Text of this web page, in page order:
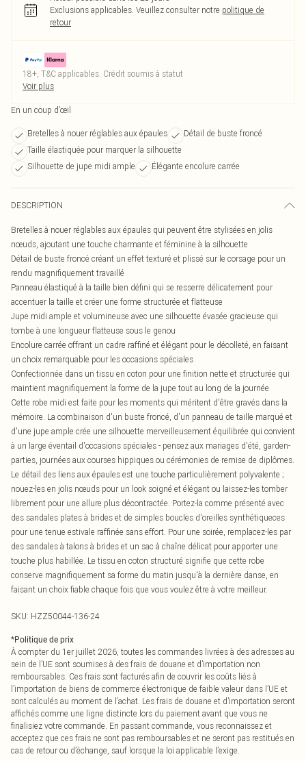
Exclusions applicables. Veuillez consulter notre politique de
retour
18+, T&C applicables. Crédit soumis à statut
Voir plus
En un coup d’œil
Bretelles à nouer réglables aux épaules
Détail de buste froncé
Taille élastiquée pour marquer la silhouette
Silhouette de jupe midi ample
Élégante encolure carrée
DESCRIPTION
Bretelles à nouer réglables aux épaules qui peuvent être stylisées en jolis
nœuds, ajoutant une touche charmante et féminine à la silhouette
Détail de buste froncé créant un effet texturé et plissé sur le corsage pour un
rendu magnifiquement travaillé
Panneau élastiqué à la taille bien défini qui se resserre délicatement pour
accentuer la taille et créer une forme structurée et flatteuse
Jupe midi ample et volumineuse avec une silhouette évasée gracieuse qui
tombe à une longueur flatteuse sous le genou
Encolure carrée offrant un cadre raffiné et élégant pour le décolleté, en faisant
un choix remarquable pour les occasions spéciales
Confectionnée dans un tissu en coton pour une finition nette et structurée qui
maintient magnifiquement la forme de la jupe tout au long de la journée
Cette robe midi est faite pour les moments qui méritent d'être gravés dans la
mémoire. La combinaison d'un buste froncé, d'un panneau de taille marqué et
d'une jupe ample crée une silhouette merveilleusement équilibrée qui convient
à un large éventail d'occasions spéciales - pensez aux mariages d'été, garden-
parties, journées aux courses hippiques ou cérémonies de remise de diplômes.
Le détail des liens aux épaules est une touche particulièrement polyvalente ;
nouez-les en jolis nœuds pour un look soigné et élégant ou laissez-les tomber
librement pour une allure plus décontractée. Portez-la comme présenté avec
des sandales plates à brides et de simples boucles d'oreilles synthétiqueces
pour une tenue estivale raffinée sans effort. Pour une soirée, remplacez-les par
des sandales à talons à brides et un sac à chaîne délicat pour apporter une
touche plus habillée. Le tissu en coton structuré signifie que cette robe
conserve magnifiquement sa forme du matin jusqu'à la dernière danse, en
faisant un choix fiable chaque fois que vous voulez être à votre meilleur.
SKU: HZZ50044-136-24
*Politique de prix
À compter du 1er juillet 2026, toutes les commandes livrées à des adresses au
sein de l’UE sont soumises à des frais de douane et d’importation non
remboursables. Ces frais sont facturés afin de couvrir les coûts liés à
l’importation de biens de commerce électronique de faible valeur dans l’UE et
sont calculés au moment de l’achat. Les frais de douane et d’importation seront
affichés comme une ligne distincte lors du paiement avant que vous ne
finalisiez votre commande. En passant commande, vous reconnaissez et
acceptez que ces frais ne sont pas remboursables et ne seront pas restitués en
cas de retour ou d’échange, sauf lorsque la loi applicable l’exige.